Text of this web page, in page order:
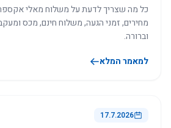
כל מה שצריך לדעת על משלוח מאלי
מחירים, זמני הגעה, משלוח חינם, מכס
וברורה.
למאמר המלא
17.7.2026